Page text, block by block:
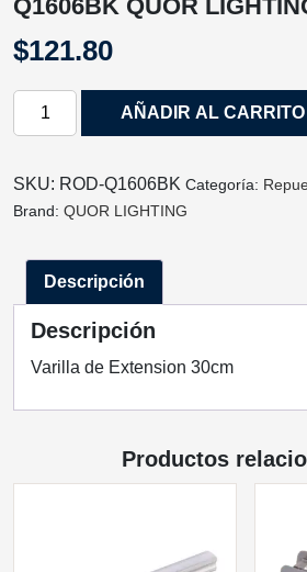
Q1606BK QUOR
$121.80
VARILLA
SAKURA
NEGRO
MONTAJE
30CM
ROD-
Q1606BK
QUOR
AÑADIR AL CARRITO
SKU: ROD-Q1606BK Categoría:
Brand: QUOR LIGHTING
Descripción
Descripción
Varilla de Extension 30cm
Productos